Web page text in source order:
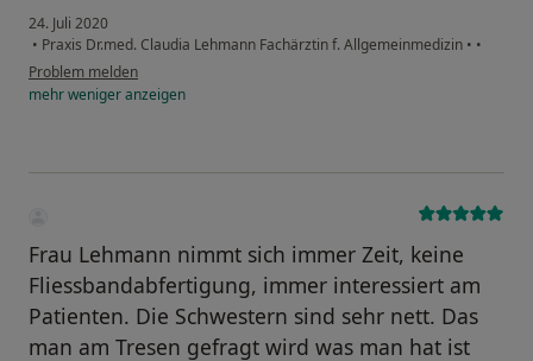
24. Juli 2020
• Praxis Dr.med. Claudia Lehmann Fachärztin f. Allgemeinmedizin • •
Problem melden
mehrwenigeranzeigen
Frau Lehmann nimmt sich immer Zeit, keine
Fliessbandabfertigung, immer interessiert am
Patienten. Die Schwestern sind sehr nett. Das
man am Tresen gefragt wird was man hat ist